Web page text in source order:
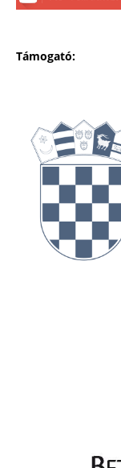
Támogató: